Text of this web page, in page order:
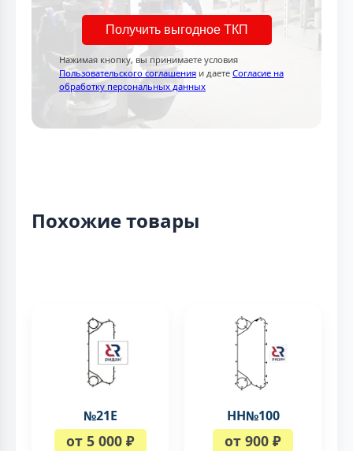
Получить выгодное ТКП
Нажимая кнопку, вы принимаете условия
Пользовательского соглашения и даете Согласие на
обработку персональных данных
Похожие товары
№21Е
от 5 000 ₽
НН№100
от 900 ₽